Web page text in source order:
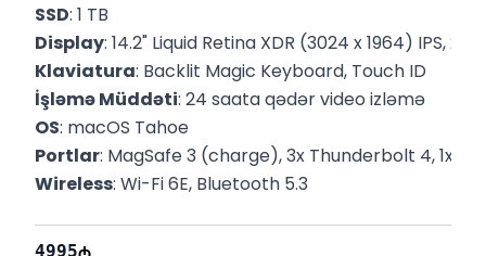
SSD: 1 TB
Display: 14.2" Liquid Retina XDR (3024 x 1964) IPS,
Klaviatura: Backlit Magic Keyboard, Touch ID
İşləmə Müddəti: 24 saata qədər video izləmə
OS: macOS Tahoe
Portlar: MagSafe 3 (charge), 3x Thunderbolt 4, 1x 3.5
Wireless: Wi-Fi 6E, Bluetooth 5.3
Цвет: Space Black
4995